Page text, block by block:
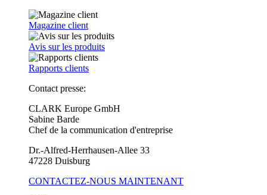
Magazine client
Avis sur les produits
Rapports clients
Contact presse:
CLARK Europe GmbH
Sabine Barde
Chef de la communication d'entreprise
Dr.-Alfred-Herrhausen-Allee 33
47228 Duisburg
CONTACTEZ-NOUS MAINTENANT